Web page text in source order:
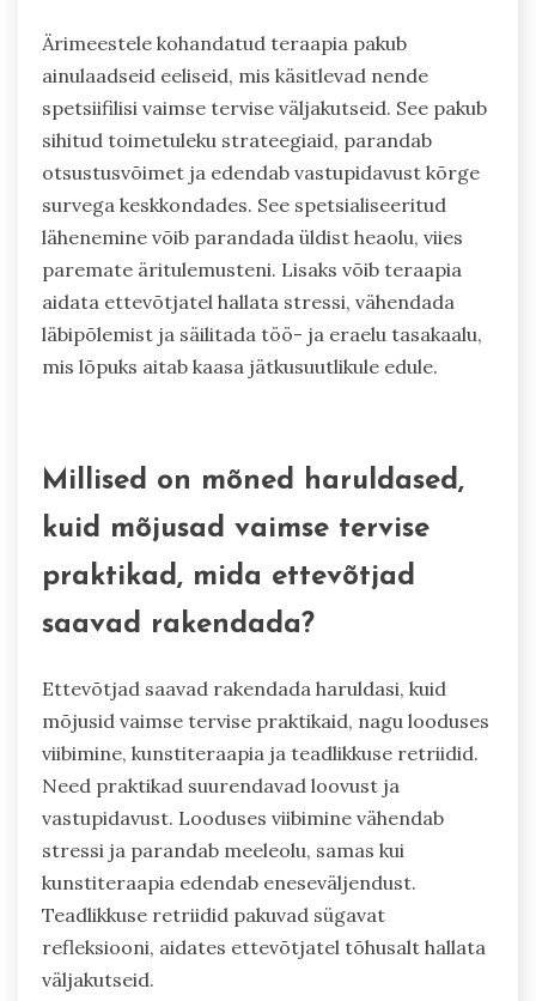
regulatsiooni ja otsustusvõime oskusteni.
Millised on terapeutilise lähenemise
eelised, mis on kohandatud
ärimeestele?
Ärimeestele kohandatud teraapia pakub
ainulaadseid eeliseid, mis käsitlevad nende
spetsiifilisi vaimse tervise väljakutseid. See pakub
sihitud toimetuleku strateegiaid, parandab
paremate äritulemusteni. Lisaks võib teraapia
aidata ettevõtjatel hallata stressi, vähendada
läbipõlemist ja säilitada töö- ja eraelu tasakaalu,
mis lõpuks aitab kaasa jätkusuutlikule edule.
Millised on mõned haruldased,
kuid mõjusad vaimse tervise
praktikad, mida ettevõtjad
saavad rakendada?
Ettevõtjad saavad rakendada haruldasi, kuid
mõjusid vaimse tervise praktikaid, nagu looduses
viibimine, kunstiteraapia ja teadlikkuse retriidid.